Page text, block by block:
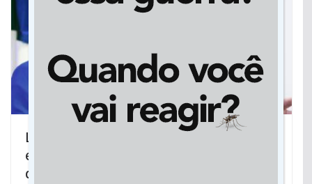
Lei do vereador Laudir garante meia-
entrada em eventos culturais para
doadores de sangue em Dourados